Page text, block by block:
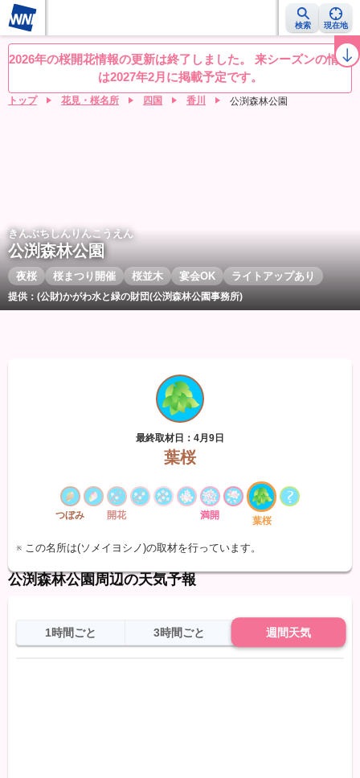
検索 現在地
桜レーダー 名所ランキング 桜開花予想NEWS お花見動画 目的別
2026年の桜開花情報の更新は終了しました。 来シーズンの情報
は2027年2月に掲載予定です。
トップ 花見・桜名所 四国 香川 公渕森林公園
きんぶちしんりんこうえん
公渕森林公園
夜桜 桜まつり開催 桜並木 宴会OK ライトアップあり
提供：(公財)かがわ水と緑の財団(公渕森林公園事務所)
最終取材日：4月9日
葉桜
つぼみ 開花 満開 葉桜
※ この名所は(ソメイヨシノ)の取材を行っています。
公渕森林公園周辺の天気予報
1時間ごと 3時間ごと 週間天気